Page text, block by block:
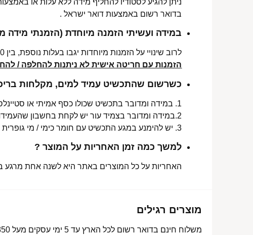
בדואר רשום באמצעות דואר ישראל .
במידה ועשיתי הזמנה מיוחדת (הזמנתי
לרוב שינויי על הזמנות מיוחדות יגבו בעלות נוספת, בין 30-70 ₪. תלוי במקרה,
הזמנות עם חריטה אישית לא ניתנות להחלפה /
כשרשום שהתכשיט עמיד למים, מקלחות
1. במידה ומדובר בתכשיט שכולו כסף אמיתי או סטיינלס סטיל ללא ציפוי, התכשיט עמיד למים לטווח ארוך ביותר מעל שנה !
2.במידה ומדובר בצמיד עור יש לקחת בחשבון שהעמידות למים היא עבור זמן סביר של שימוש בתכשיט (בין חצי שנה לשנה) וציפוי בסופו של דבר עלול לרדת .
3. יש להימנע במגע התכשיט עם חומר כימי / מי גופרית !.
למשך כמה זמן האחריות על המוצר ?
האחריות על כל המוצרים באתר היא לשנה אחת מרגע
מוצרים רגילים
משלוח חינם בדואר רשום לכל הארץ עד 5 ימי עסקים מעל 350 ₪